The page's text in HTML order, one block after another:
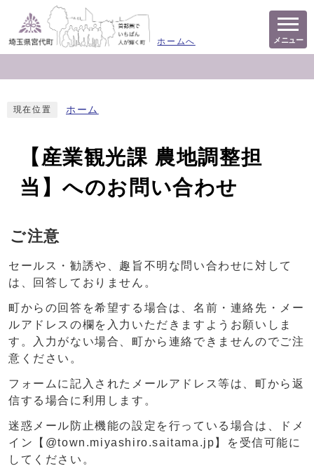
ホームへ メニュー
現在位置 ホーム
【産業観光課 農地調整担
当】へのお問い合わせ
ご注意
セールス・勧誘や、趣旨不明な問い合わせに対して
は、回答しておりません。
町からの回答を希望する場合は、名前・連絡先・メー
ルアドレスの欄を入力いただきますようお願いしま
す。入力がない場合、町から連絡できませんのでご注
意ください。
フォームに記入されたメールアドレス等は、町から返
信する場合に利用します。
迷惑メール防止機能の設定を行っている場合は、ドメ
イン【@town.miyashiro.saitama.jp】を受信可能に
してください。